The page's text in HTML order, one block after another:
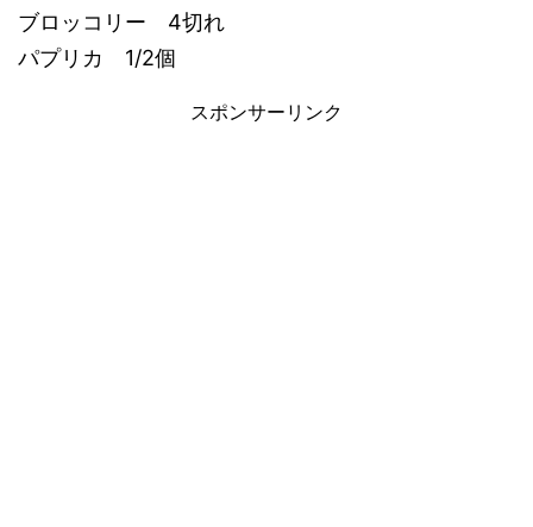
ブロッコリー 4切れ
パプリカ 1/2個
スポンサーリンク